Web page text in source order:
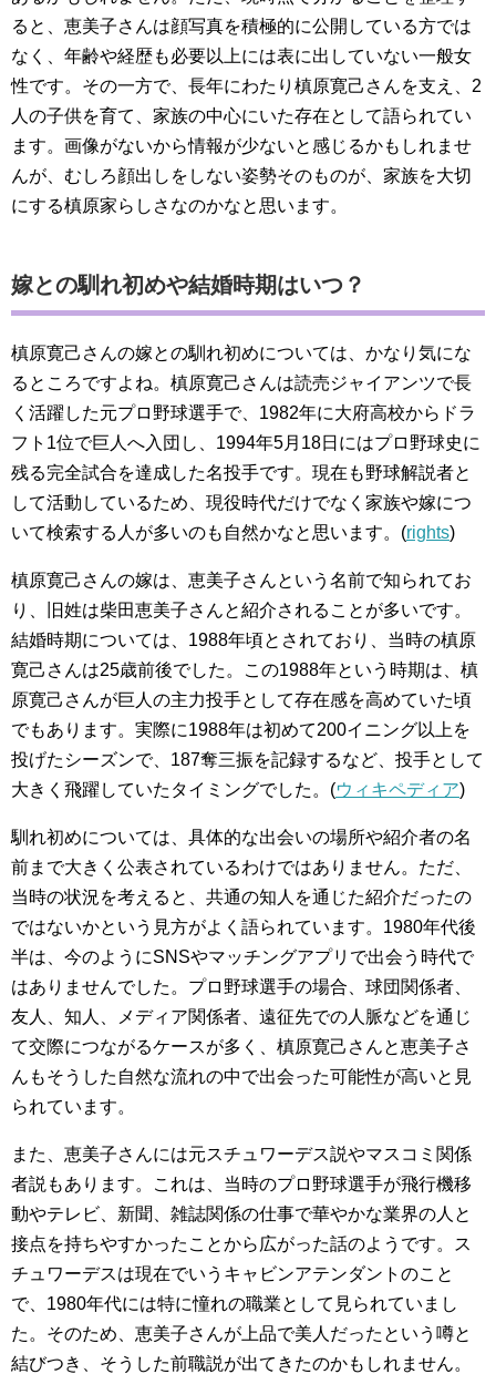
ると、恵美子さんは顔写真を積極的に公開している方では
なく、年齢や経歴も必要以上には表に出していない一般女
性です。その一方で、長年にわたり槙原寛己さんを支え、2
人の子供を育て、家族の中心にいた存在として語られてい
ます。画像がないから情報が少ないと感じるかもしれませ
んが、むしろ顔出しをしない姿勢そのものが、家族を大切
にする槙原家らしさなのかなと思います。
嫁との馴れ初めや結婚時期はいつ？
槙原寛己さんの嫁との馴れ初めについては、かなり気にな
るところですよね。槙原寛己さんは読売ジャイアンツで長
く活躍した元プロ野球選手で、1982年に大府高校からドラ
フト1位で巨人へ入団し、1994年5月18日にはプロ野球史に
残る完全試合を達成した名投手です。現在も野球解説者と
して活動しているため、現役時代だけでなく家族や嫁につ
いて検索する人が多いのも自然かなと思います。(rights)
槙原寛己さんの嫁は、恵美子さんという名前で知られてお
り、旧姓は柴田恵美子さんと紹介されることが多いです。
結婚時期については、1988年頃とされており、当時の槙原
寛己さんは25歳前後でした。この1988年という時期は、槙
原寛己さんが巨人の主力投手として存在感を高めていた頃
でもあります。実際に1988年は初めて200イニング以上を
投げたシーズンで、187奪三振を記録するなど、投手として
大きく飛躍していたタイミングでした。(ウィキペディア)
馴れ初めについては、具体的な出会いの場所や紹介者の名
前まで大きく公表されているわけではありません。ただ、
当時の状況を考えると、共通の知人を通じた紹介だったの
ではないかという見方がよく語られています。1980年代後
半は、今のようにSNSやマッチングアプリで出会う時代で
はありませんでした。プロ野球選手の場合、球団関係者、
友人、知人、メディア関係者、遠征先での人脈などを通じ
て交際につながるケースが多く、槙原寛己さんと恵美子さ
んもそうした自然な流れの中で出会った可能性が高いと見
られています。
また、恵美子さんには元スチュワーデス説やマスコミ関係
者説もあります。これは、当時のプロ野球選手が飛行機移
動やテレビ、新聞、雑誌関係の仕事で華やかな業界の人と
接点を持ちやすかったことから広がった話のようです。ス
チュワーデスは現在でいうキャビンアテンダントのこと
で、1980年代には特に憧れの職業として見られていまし
た。そのため、恵美子さんが上品で美人だったという噂と
結びつき、そうした前職説が出てきたのかもしれません。